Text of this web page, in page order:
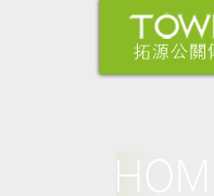
资深3D设计师